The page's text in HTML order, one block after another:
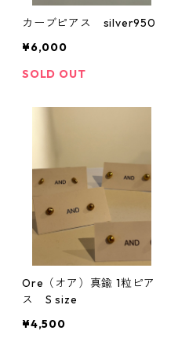
カーブピアス silver950
¥6,000
SOLD OUT
Ore（オア）真鍮 1粒ピア
ス S size
¥4,500